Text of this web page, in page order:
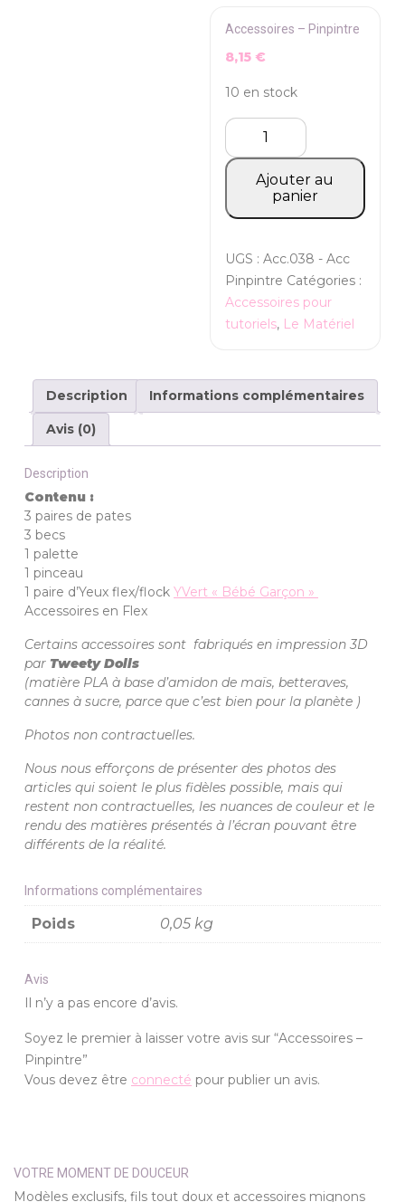
Accessoires – Pinpintre
8,15 €
10 en stock
quantité
de
Accessoires
Pinpintre
Ajouter au
panier
UGS : Acc.038 - Acc
Pinpintre Catégories :
Accessoires pour
tutoriels, Le Matériel
Description Informations complémentaires
Avis (0)
Description
Contenu :
3 paires de pates
3 becs
1 palette
1 pinceau
1 paire d’Yeux flex/flock YVert « Bébé Garçon »
Accessoires en Flex
Certains accessoires sont fabriqués en impression 3D
par Tweety Dolls
(matière PLA à base d’amidon de maïs, betteraves,
cannes à sucre, parce que c’est bien pour la planète )
Photos non contractuelles.
Nous nous efforçons de présenter des photos des
articles qui soient le plus fidèles possible, mais qui
restent non contractuelles, les nuances de couleur et le
rendu des matières présentés à l’écran pouvant être
différents de la réalité.
Informations complémentaires
Poids 0,05 kg
Avis
Il n’y a pas encore d’avis.
Soyez le premier à laisser votre avis sur “Accessoires –
Pinpintre”
Vous devez être connecté pour publier un avis.
VOTRE MOMENT DE DOUCEUR
Modèles exclusifs, fils tout doux et accessoires mignons